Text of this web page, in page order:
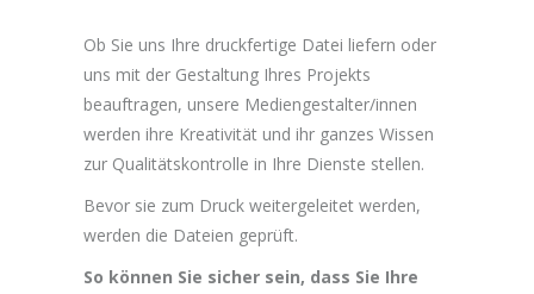
Ob Sie uns Ihre druckfertige Datei liefern oder
uns mit der Gestaltung Ihres Projekts
beauftragen, unsere Mediengestalter/innen
werden ihre Kreativität und ihr ganzes Wissen
zur Qualitätskontrolle in Ihre Dienste stellen.
Bevor sie zum Druck weitergeleitet werden,
werden die Dateien geprüft.
So können Sie sicher sein, dass Sie Ihre